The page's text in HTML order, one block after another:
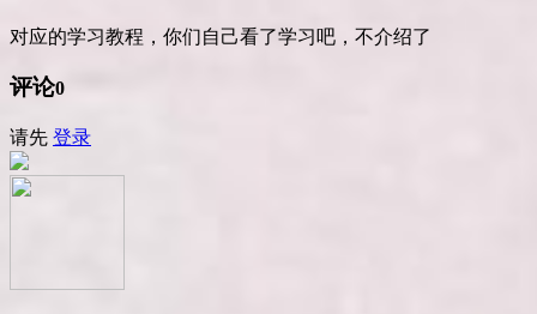
对应的学习教程，你们自己看了学习吧，不介绍了
评论0
请先 登录